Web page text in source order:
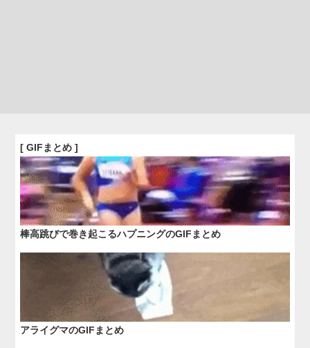
[ GIFまとめ ]
棒高跳びで巻き起こるハプニングのGIFまとめ
アライグマのGIFまとめ